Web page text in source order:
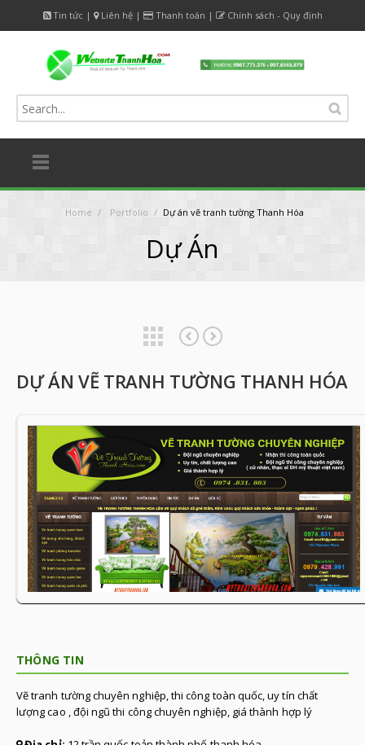
Tin tức| Liên hệ| Thanh toán | Chính sách - Quy định
Home / Portfolio / Dự án vẽ tranh tường Thanh Hóa
Dự Án
DỰ ÁN VẼ TRANH TƯỜNG THANH HÓA
THÔNG TIN
Vẽ tranh tường chuyên nghiệp, thi công toàn quốc, uy tín chất
lượng cao , đội ngũ thi công chuyên nghiệp, giá thành hợp lý